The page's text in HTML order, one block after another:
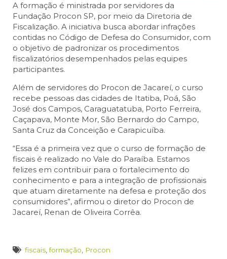
A formação é ministrada por servidores da
Fundação Procon SP, por meio da Diretoria de
Fiscalização. A iniciativa busca abordar infrações
contidas no Código de Defesa do Consumidor, com
o objetivo de padronizar os procedimentos
fiscalizatórios desempenhados pelas equipes
participantes.
Além de servidores do Procon de Jacareí, o curso
recebe pessoas das cidades de Itatiba, Poá, São
José dos Campos, Caraguatatuba, Porto Ferreira,
Caçapava, Monte Mor, São Bernardo do Campo,
Santa Cruz da Conceição e Carapicuíba.
“Essa é a primeira vez que o curso de formação de
fiscais é realizado no Vale do Paraíba. Estamos
felizes em contribuir para o fortalecimento do
conhecimento e para a integração de profissionais
que atuam diretamente na defesa e proteção dos
consumidores”, afirmou o diretor do Procon de
Jacareí, Renan de Oliveira Corrêa.
fiscais ,formação Procon